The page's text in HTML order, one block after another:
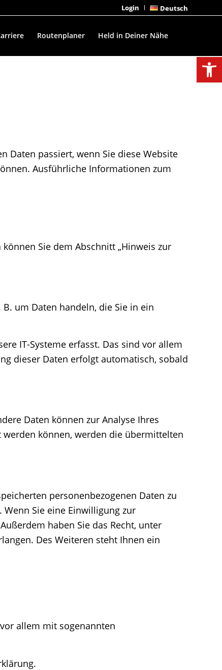
Login Deutsch
Routenplaner Held in Deiner Nähe
Daten passiert, wenn Sie diese Website
Ausführliche Informationen zum
Sie dem Abschnitt „Hinweis zur
um Daten handeln, die Sie in ein
IT-Systeme erfasst. Das sind vor allem
dieser Daten erfolgt automatisch, sobald
Daten können zur Analyse Ihres
können, werden die übermittelten
personenbezogenen Daten zu
Sie eine Einwilligung zur
haben Sie das Recht, unter
Des Weiteren steht Ihnen ein
allem mit sogenannten